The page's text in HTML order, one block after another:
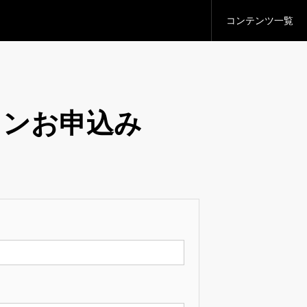
新常識
コンテンツ一覧
お申込み